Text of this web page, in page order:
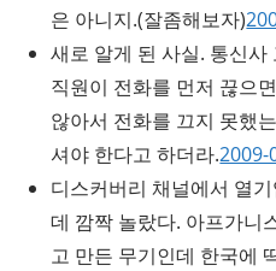
은 아니지.(잘좀해보자)
새로 알게 된 사실. 통신
직원이 전화를 먼저 끊으
않아서 전화를 끄지 못했
셔야 한다고 하더라.2009-
디스커버리 채널에서 열
데 깜짝 놀랐다. 아프가니
고 만든 무기인데 한국에